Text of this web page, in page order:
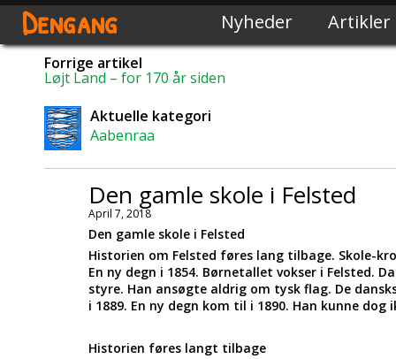
Dengang Nyheder Artikler
Forrige artikel
Løjt Land – for 170 år siden
Aktuelle kategori
Aabenraa
Den gamle skole i Felsted
April 7, 2018
Den gamle skole i Felsted
Historien om Felsted føres lang tilbage. Skole-
En ny degn i 1854. Børnetallet vokser i Felsted.
styre. Han ansøgte aldrig om tysk flag. De
i 1889. En ny degn kom til i 1890. Han kunne
Historien føres langt tilbage